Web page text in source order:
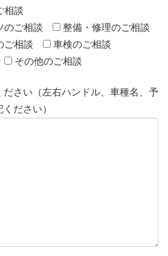
相談
のご相談
整備・修理のご相談
ご相談
車検のご相談
その他のご相談
ださい（左右ハンドル、車種名、予
ださい）